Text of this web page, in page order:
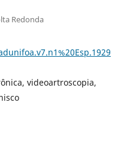
Redonda
videoartroscopia,